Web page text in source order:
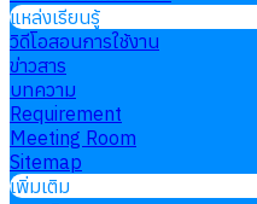
แหล่งเรียนรู้
วิดีโอสอนการใช้งาน
ข่าวสาร
บทความ
Requirement
Meeting Room
Sitemap
เพิ่มเติม